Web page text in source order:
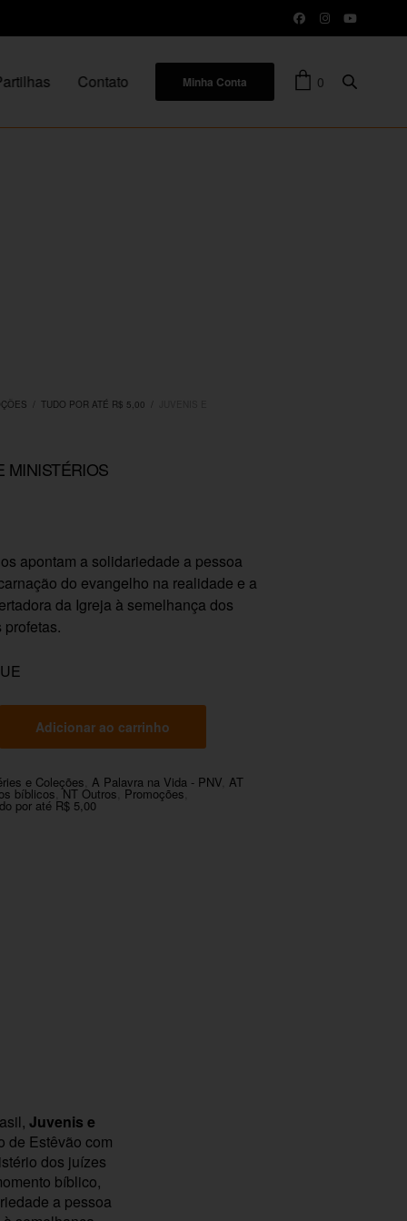
Contato Minha Conta 0
TUDO POR ATÉ R$ 5,00
MINISTÉRIOS
apontam a solidariedade a pessoa
do evangelho na realidade e a
da Igreja à semelhança dos
Adicionar ao carrinho
e Coleções ,A Palavra na Vida - PNV ,AT
bíblicos ,NT Outros Promoções
por até R$ 5,00
Juvenis e
de Estêvão com
dos juízes
bíblico,
a pessoa